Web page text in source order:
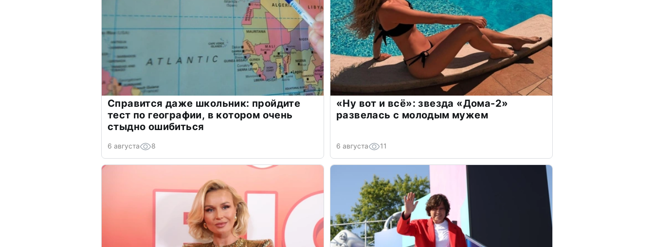
Справится даже школьник: пройдите
тест по географии, в котором очень
стыдно ошибиться
6 августа 8
«Ну вот и всё»: звезда «Дома-2»
развелась с молодым мужем
6 августа 11